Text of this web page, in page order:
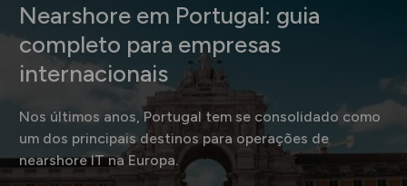
Nearshore em Portugal: guia
completo para empresas
internacionais
Nos últimos anos, Portugal tem se consolidado como
um dos principais destinos para operações de
nearshore IT na Europa.